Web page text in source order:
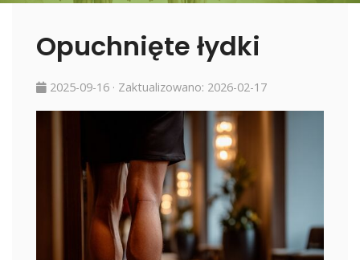
Opuchnięte łydki
2025-09-16 · Zaktualizowano: 2026-02-17